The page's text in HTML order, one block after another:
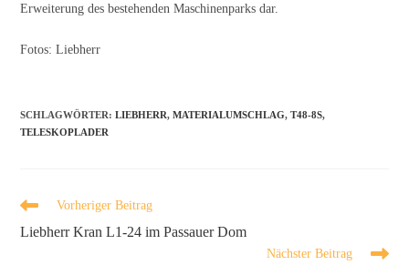
Erweiterung des bestehenden Maschinenparks dar.
Fotos: Liebherr
SCHLAGWÖRTER:LIEBHERR, MATERIALUMSCHLAG, T48-8S,
TELESKOPLADER
Vorheriger Beitrag
Liebherr Kran L1-24 im Passauer Dom
Nächster Beitrag